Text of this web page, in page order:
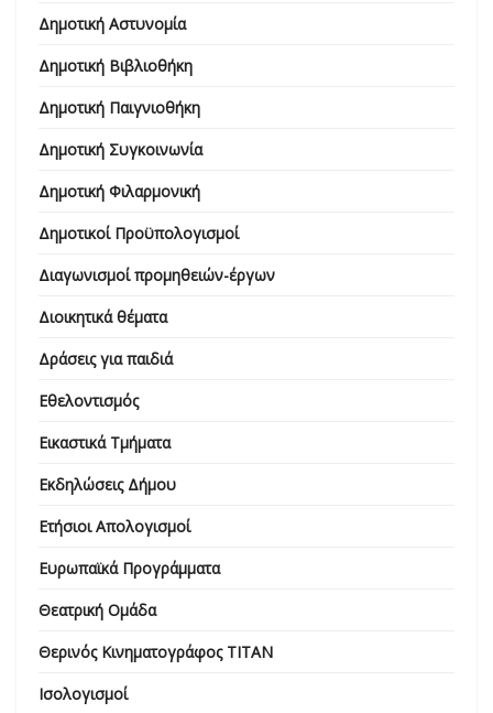
Δημοτική Αστυνομία
Δημοτική Βιβλιοθήκη
Δημοτική Παιγνιοθήκη
Δημοτική Συγκοινωνία
Δημοτική Φιλαρμονική
Δημοτικοί Προϋπολογισμοί
Διαγωνισμοί προμηθειών-έργων
Διοικητικά θέματα
Δράσεις για παιδιά
Εθελοντισμός
Εικαστικά Τμήματα
Εκδηλώσεις Δήμου
Ετήσιοι Απολογισμοί
Ευρωπαϊκά Προγράμματα
Θεατρική Ομάδα
Θερινός Κινηματογράφος ΤΙΤΑΝ
Ισολογισμοί